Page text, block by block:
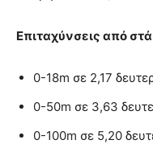
Επιταχύνσεις από
0-18m σε 2,17
0-50m σε 3,63
0-100m σε 5,20